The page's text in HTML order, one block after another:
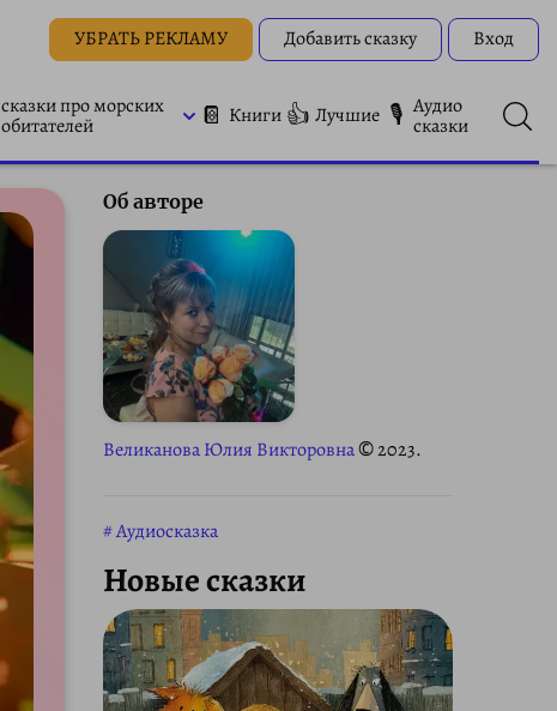
УБРАТЬ РЕКЛАМУ Добавить сказку Вход
сказки про морских
обитателей 📔 Книги 👍 Лучшие 🎙 Аудио
сказки
Об авторе
Великанова Юлия Викторовна© 2023.
Аудиосказка
Новые сказки